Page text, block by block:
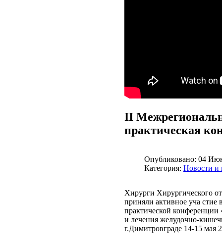
II
практическая
Опубликовано: 04
Категория: Новости и
Хирурги Хирургического
приняли активное уча стие
практической
и лечения желудочно-
г.Димитровграде 14-15 мая